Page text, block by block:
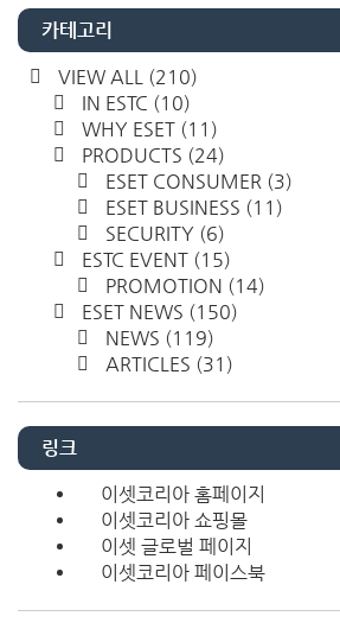
카테고리
VIEW ALL (210)
IN ESTC (10)
WHY ESET (11)
PRODUCTS (24)
ESET CONSUMER (3)
ESET BUSINESS (11)
SECURITY (6)
ESTC EVENT (15)
PROMOTION (14)
ESET NEWS (150)
NEWS (119)
ARTICLES (31)
링크
이셋코리아 홈페이지
이셋코리아 쇼핑몰
이셋 글로벌 페이지
이셋코리아 페이스북